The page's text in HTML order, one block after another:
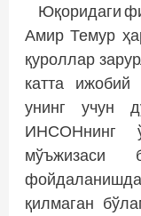
Юқоридаги
Амир Темур
қуроллар
катта ижобий
унинг учун
ИНСОНнинг
мўъжизаси
қилмаган